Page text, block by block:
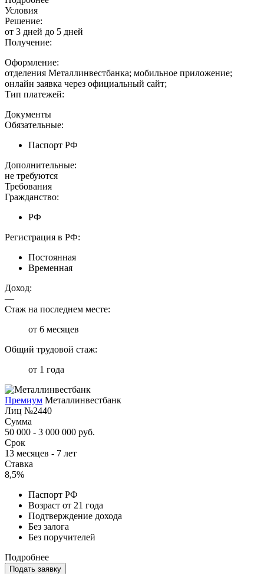
Условия
Решение:
от 3 дней до 5 дней
Получение:
Оформление:
отделения Металлинвестбанка; мобильное приложение;
онлайн заявка через официальный сайт;
Тип платежей:
Документы
Обязательные:
Паспорт РФ
Дополнительные:
не требуются
Требования
Гражданство:
РФ
Регистрация в РФ:
Постоянная
Временная
Доход:
—
Стаж на последнем месте:
от 6 месяцев
Общий трудовой стаж:
от 1 года
Премиум Металлинвестбанк
Лиц №2440
Сумма
50 000 - 3 000 000 руб.
Срок
13 месяцев - 7 лет
Ставка
8,5%
Паспорт РФ
Возраст от 21 года
Подтверждение дохода
Без залога
Без поручителей
Подробнее
Подать заявку